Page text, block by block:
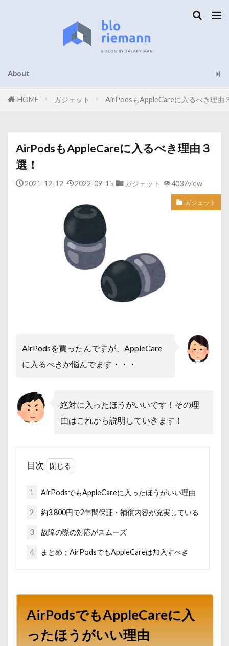
About
HOME ガジェット AirPodsもAppleCareに入るべき理由
AirPodsもAppleCareに入るべき理由３
選！
2021-12-12 2022-09-15 ガジェット 4037view
ガジェット
AirPodsを買ったんですが、AppleCare
に入るべきか悩んでます・・・
絶対に入ったほうがいいです！その理
由はこれから説明していきます！
目次
1 AirPodsでもAppleCareに入ったほうがいい理由
2 約3,800円で2年間保証・補償内容が充実している
3 故障の際の対応がスムーズ
4 まとめ；AirPodsでもAppleCareは加入すべき
AirPodsでもAppleCareに入
ったほうがいい理由